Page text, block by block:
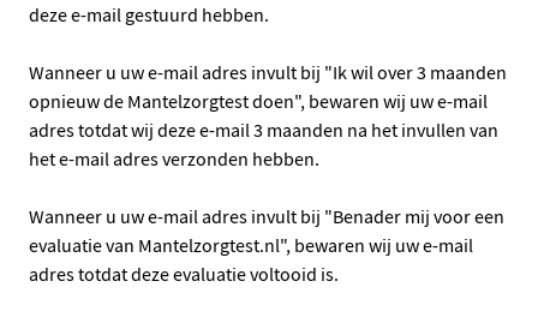
deze e-mail gestuurd hebben.
Wanneer u uw e-mail adres invult bij "Ik wil over 3 maanden
opnieuw de Mantelzorgtest doen", bewaren wij uw e-mail
adres totdat wij deze e-mail 3 maanden na het invullen van
het e-mail adres verzonden hebben.
Wanneer u uw e-mail adres invult bij "Benader mij voor een
evaluatie van Mantelzorgtest.nl", bewaren wij uw e-mail
adres totdat deze evaluatie voltooid is.